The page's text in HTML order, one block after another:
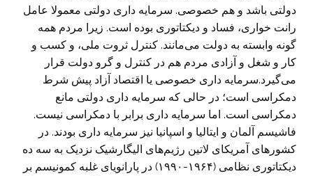
دولتی باشد و هم خصوصی. سرمایه داری دولتی معمولا عامل
رانت خواری، فساد و دیکتاتوری بوده است. زیرا مردم همه
گونه وابسته به دولت می‌مانند. کنترل ثروت ملی، و کسب و
کار و شغل و آزادی مردم هم در کنترل و گرو دولت قرار
می‌گیرد.سرمایه داری خصوصی یا اقتصاد آزاد پیش شرط
دمکراسی است؛ در حالی که سرمایه داری دولتی مانع
دمکراسی است. اما سرمایه داری برابر با دمکراسی نیست.
فاشیسم آلمان و ایتالیا و اسپانیا نیز سرمایه داری بودند. در
کشورهای آمریکای لاتین رژیم‌های الیگارشیک نزدیک به سه ده
دیکتاتوری نظامی (۱۹۶۴-۱۹۹۰) در پارانویای غلبه کمونیسم بر